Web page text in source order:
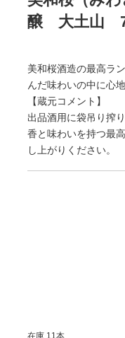
醸 大土山
美和桜酒造の最高ラ
んだ味わいの中に心
【蔵元コメント】
出品酒用に袋吊り搾
香と味わいを持つ最
し上がりください。